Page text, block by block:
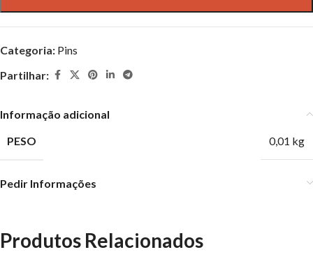
Categoria: Pins
Partilhar:
Informação adicional
PESO
0,01 kg
Pedir Informações
Produtos Relacionados